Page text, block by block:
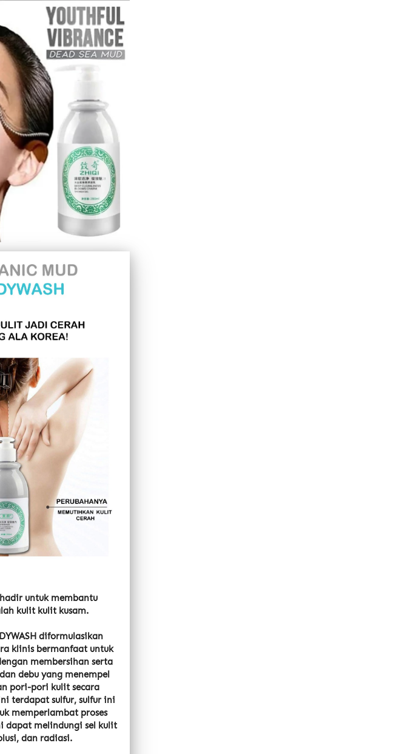
untuk membantu
kulit kulit kusam.
diformulasikan
klinis bermanfaat untuk
membersihan serta
debu yang menempel
pori-pori kulit secara
terdapat sulfur, sulfur ini
memperlambat proses
dapat melindungi sel kulit
dan radiasi.